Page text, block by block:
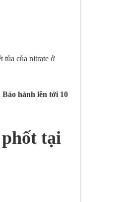
tủa của nitrate ở
hành lên tới 10
tại